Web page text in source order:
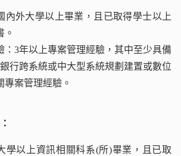
內外大學以上畢業，且已取得學士以上
。
：3年以上專案管理經驗，其中至少具備
行跨系統或中大型系統規劃建置或數位
專案管理經驗。
學以上資訊相關科系(所)畢業，且已取